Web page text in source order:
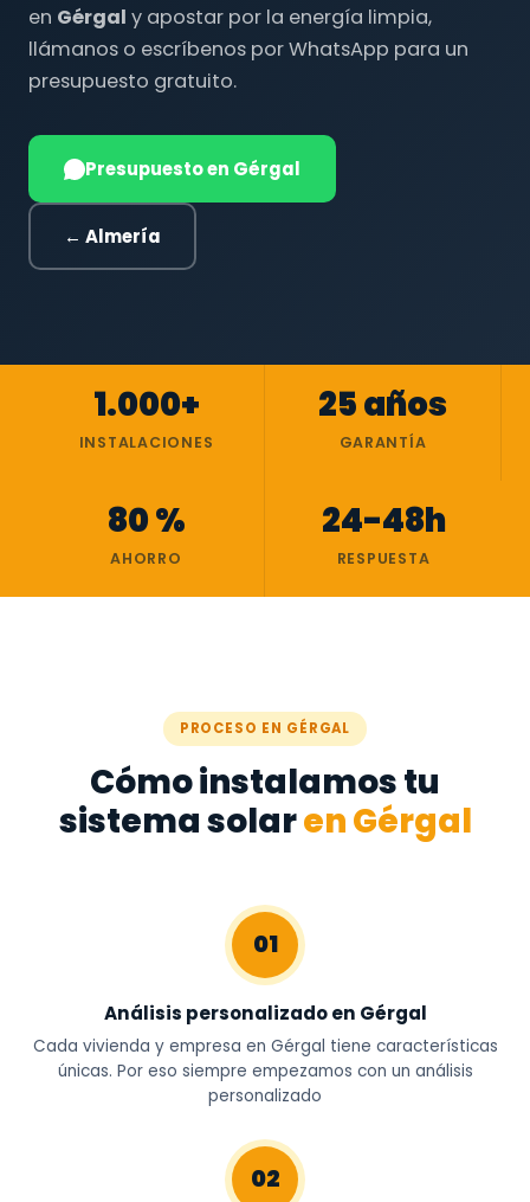
en Gérgal y apostar por la energía limpia,
llámanos o escríbenos por WhatsApp para un
presupuesto gratuito.
Presupuesto en Gérgal
← Almería
1.000+
INSTALACIONES
25 años
GARANTÍA
80 %
AHORRO
24-48h
RESPUESTA
PROCESO EN GÉRGAL
Cómo instalamos tu
sistema solaren Gérgal
01
Análisis personalizado en Gérgal
Cada vivienda y empresa en Gérgal tiene características
únicas. Por eso siempre empezamos con un análisis
personalizado
02